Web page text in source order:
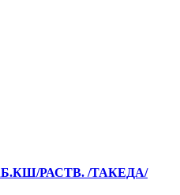
РАСТВ. /ТАКЕДА/